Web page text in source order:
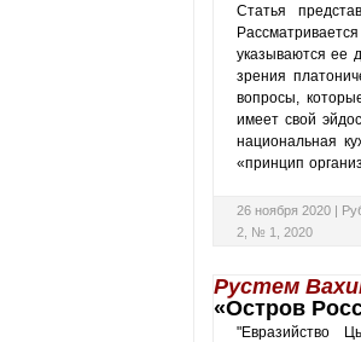
Статья
указываются ее
зрения
вопросы,
имеет свой
национальная
«принцип
26 ноября 2020 |
2, № 1, 2020
Рустем
«Остров
"Евразийство